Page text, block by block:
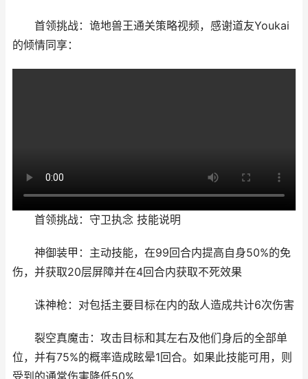
首领挑战：诡地兽王通关策略视频，感谢道友Youkai
的倾情同享：
首领挑战：守卫执念 技能说明
神御装甲：主动技能，在99回合内提高自身50%的免
伤，并获取20层屏障并在4回合内获取不死效果
诛神枪：对包括主要目标在内的敌人造成共计6次伤害
裂空真魔击：攻击目标和其左右及他们身后的全部单
位，并有75%的概率造成眩晕1回合。如果此技能可用，则